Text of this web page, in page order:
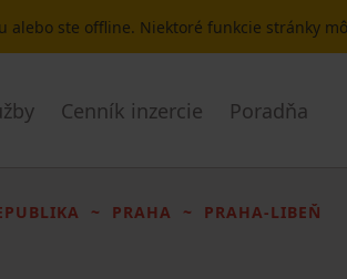
alebo ste offline. Niektoré funkcie stránky
Cenník inzercie Poradňa
PRAHA
PRAHA-LIBEŇ